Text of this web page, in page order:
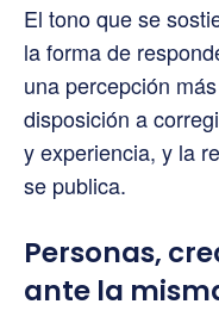
El tono que se
la forma de
una percepción
disposición a
y experiencia, y la
se publica.
Personas,
ante la